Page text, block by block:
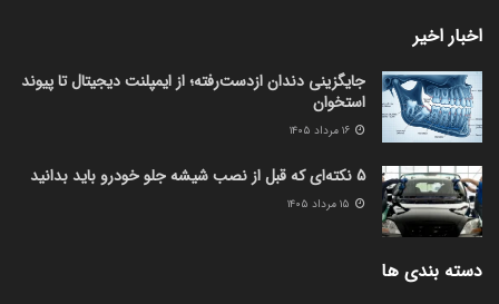
اخبار اخیر
جایگزینی دندان ازدست‌رفته؛ از ایمپلنت دیجیتال تا پیوند
استخوان
5 نکته‌ای که قبل از نصب شیشه جلو خودرو باید بدانید
دسته بندی ها